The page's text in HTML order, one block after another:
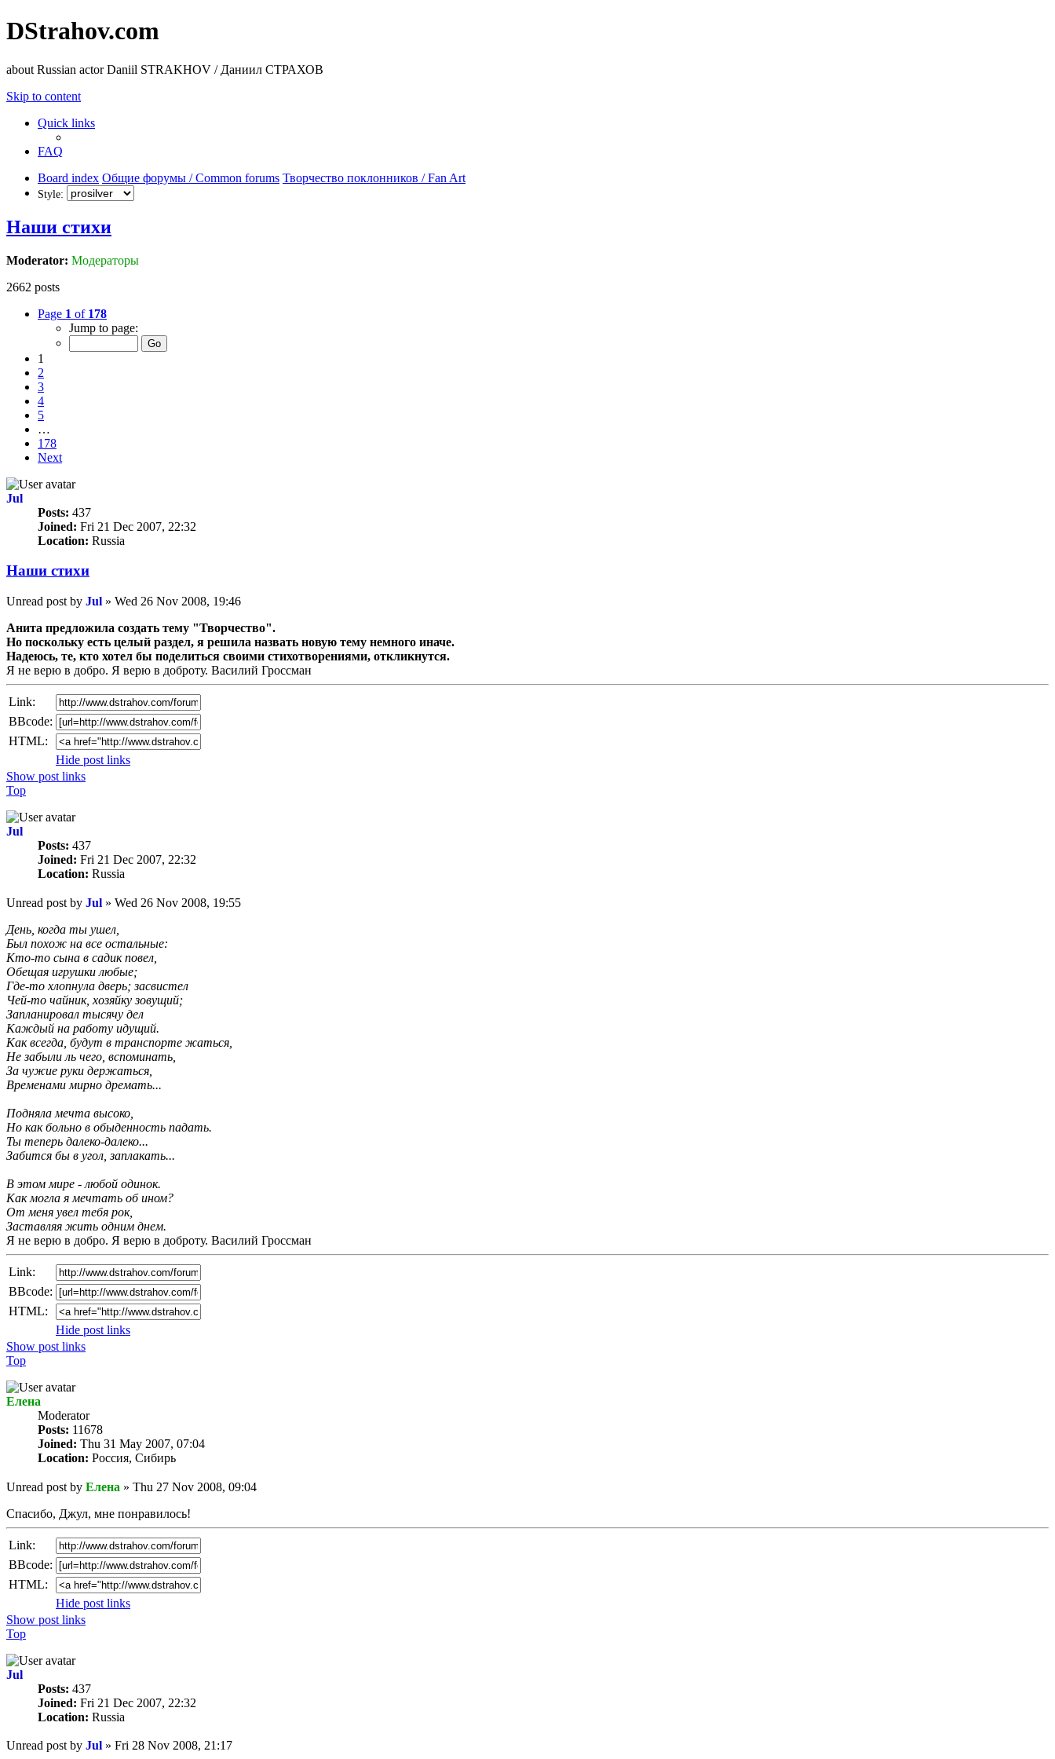
DStrahov.com
about Russian actor Daniil STRAKHOV / Даниил СТРАХОВ
Skip to content
Quick links
FAQ
Board index Общие форумы / Common forums Творчество поклонников / Fan Art
Style:
Наши стихи
Moderator: Модераторы
2662 posts
Page 1 of 178
Jump to page:
1
2
3
4
5
…
178
Next
Jul
Posts: 437
Joined: Fri 21 Dec 2007, 22:32
Location: Russia
Наши стихи
Unread post by Jul » Wed 26 Nov 2008, 19:46
Анита предложила создать тему "Творчество".
Но поскольку есть целый раздел, я решила назвать новую тему немного иначе.
Надеюсь, те, кто хотел бы поделиться своими стихотворениями, откликнутся.
Я не верю в добро. Я верю в доброту. Василий Гроссман
Link:
BBcode:
HTML:
Hide post links
Show post links
Top
Jul
Posts: 437
Joined: Fri 21 Dec 2007, 22:32
Location: Russia
Unread post by Jul » Wed 26 Nov 2008, 19:55
День, когда ты ушел,
Был похож на все остальные:
Кто-то сына в садик повел,
Обещая игрушки любые;
Где-то хлопнула дверь; засвистел
Чей-то чайник, хозяйку зовущий;
Запланировал тысячу дел
Каждый на работу идущий.
Как всегда, будут в транспорте жаться,
Не забыли ль чего, вспоминать,
За чужие руки держаться,
Временами мирно дремать...
Подняла мечта высоко,
Но как больно в обыденность падать.
Ты теперь далеко-далеко...
Забится бы в угол, заплакать...
В этом мире - любой одинок.
Как могла я мечтать об ином?
От меня увел тебя рок,
Заставляя жить одним днем.
Я не верю в добро. Я верю в доброту. Василий Гроссман
Link:
BBcode:
HTML:
Hide post links
Show post links
Top
Елена
Мoderator
Posts: 11678
Joined: Thu 31 May 2007, 07:04
Location: Россия, Сибирь
Unread post by Елена » Thu 27 Nov 2008, 09:04
Спасибо, Джул, мне понравилось!
Link:
BBcode:
HTML:
Hide post links
Show post links
Top
Jul
Posts: 437
Joined: Fri 21 Dec 2007, 22:32
Location: Russia
Unread post by Jul » Fri 28 Nov 2008, 21:17